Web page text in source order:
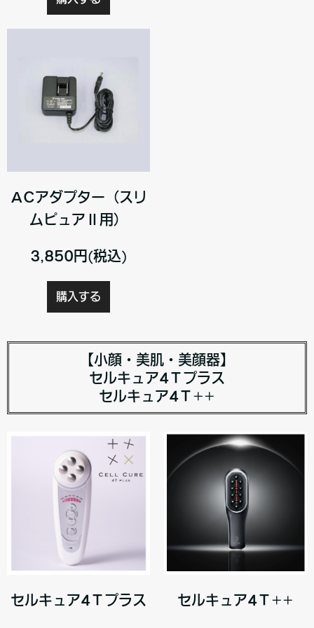
ACアダプター（スリ
ムピュアⅡ用）
3,850円(税込)
購入する
【小顔・美肌・美顔器】
セルキュア4Ｔプラス
セルキュア4Ｔ++
セルキュア4Ｔプラス セルキュア4Ｔ++